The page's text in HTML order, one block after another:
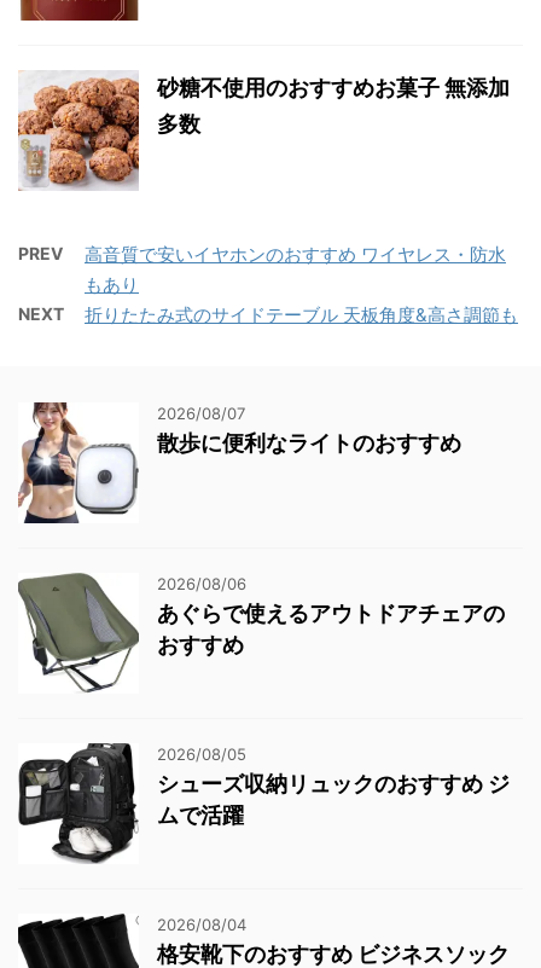
砂糖不使用のおすすめお菓子 無添加
多数
PREV
高音質で安いイヤホンのおすすめ ワイヤレス・防水
もあり
NEXT 折りたたみ式のサイドテーブル 天板角度&高さ調節も
2026/08/07
散歩に便利なライトのおすすめ
2026/08/06
あぐらで使えるアウトドアチェアの
おすすめ
2026/08/05
シューズ収納リュックのおすすめ ジ
ムで活躍
2026/08/04
格安靴下のおすすめ ビジネスソック